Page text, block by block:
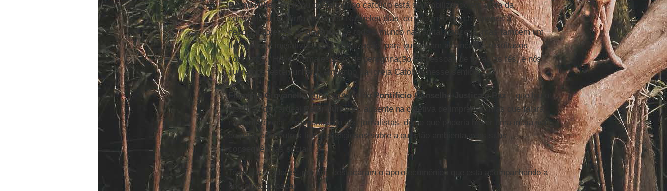
Bernd Nillesexplicou que o mundo católico está se mobilizando em vista da
conferência do clima em Paris. Naqueles dias, de fato, não haverá apenas a
negociação entre os governos de todo o mundo na capital francesa, mas também um
florescer de iniciativas, uma mobilização, para que sejam alcançados resultados
concretos. "Haverá uma espécie de peregrinação de pessoas de todas as fés, e nós
queremos testemunhar o empenho da Igreja Católica nesse sentido."
Flaminia Giovanelli, subsecretária do Pontifício Conselho Justiça e Paz – que leu o
discurso do cardeal
Peter Turkson, ausente na coletiva de imprensa, mas que falará
na conferência –, respondendo aos jornalistas, disse que poderia haver uma iniciativa
do papa com outros líderes religiosos sobre a questão ambiental e as suas
consequências sociais.
Todos os oradores, por fim, destacaram o apoio ecumênico que está acompanhando a
encíclica do papa.